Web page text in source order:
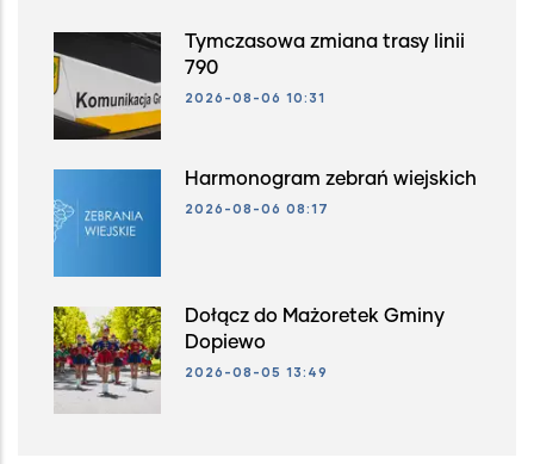
Tymczasowa zmiana trasy linii
790
2026-08-06 10:31
Harmonogram zebrań wiejskich
2026-08-06 08:17
Dołącz do Mażoretek Gminy
Dopiewo
2026-08-05 13:49